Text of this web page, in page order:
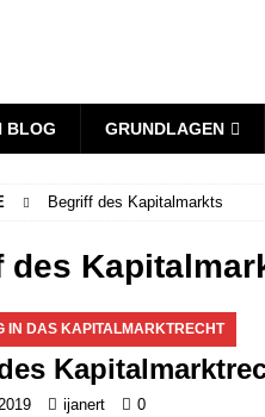
BLOG GRUNDLAGEN
Begriff des Kapitalmarkts
des
IN DAS KAPITALMARKTRECHT
ijanert 0